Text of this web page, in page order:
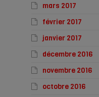
mars 2017
février 2017
janvier 2017
décembre 2016
novembre 2016
octobre 2016